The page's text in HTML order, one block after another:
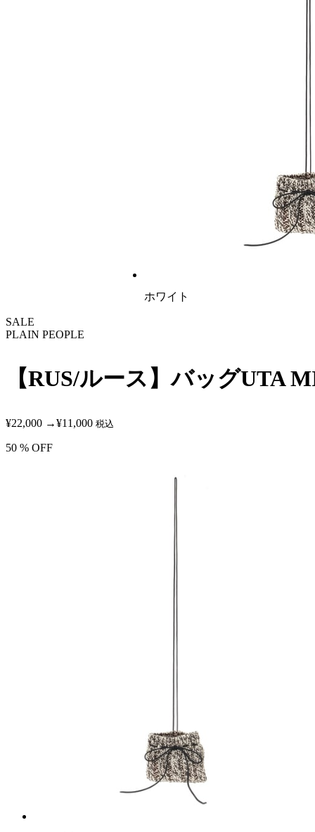
ホワイト
SALE
PLAIN PEOPLE
【RUS/ルース】バッグUTA
¥22,000 →¥11,000 税込
50 % OFF